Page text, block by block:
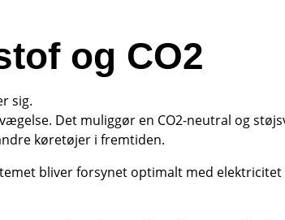
og CO2
sig.
Det muliggør en CO2-neutral og
køretøjer i fremtiden.
bliver forsynet optimalt med